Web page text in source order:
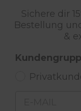
Sichere dir
Bestellung
&